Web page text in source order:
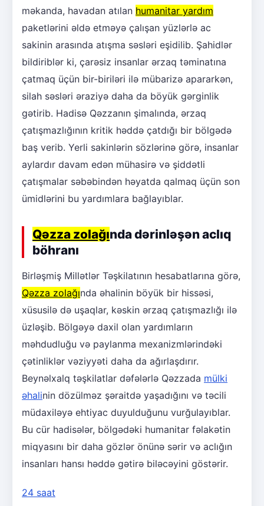
məkanda, havadan atılan humanitar yardım
paketlərini əldə etməyə çalışan yüzlərlə ac
sakinin arasında atışma səsləri eşidilib. Şahidlər
bildiriblər ki, çarəsiz insanlar ərzaq təminatına
çatmaq üçün bir-biriləri ilə mübarizə apararkən,
silah səsləri əraziyə daha da böyük gərginlik
gətirib. Hadisə Qəzzanın şimalında, ərzaq
çatışmazlığının kritik həddə çatdığı bir bölgədə
baş verib. Yerli sakinlərin sözlərinə görə, insanlar
aylardır davam edən mühasirə və şiddətli
çatışmalar səbəbindən həyatda qalmaq üçün son
ümidlərini bu yardımlara bağlayıblar.
Qəzza zolağında dərinləşən aclıq
böhranı
Birləşmiş Millətlər Təşkilatının hesabatlarına görə,
Qəzza zolağında əhalinin böyük bir hissəsi,
xüsusilə də uşaqlar, kəskin ərzaq çatışmazlığı ilə
üzləşib. Bölgəyə daxil olan yardımların
məhdudluğu və paylanma mexanizmlərindəki
çətinliklər vəziyyəti daha da ağırlaşdırır.
Beynəlxalq təşkilatlar dəfələrlə Qəzzada mülki
əhalinin dözülməz şəraitdə yaşadığını və təcili
müdaxiləyə ehtiyac duyulduğunu vurğulayıblar.
Bu cür hadisələr, bölgədəki humanitar fəlakətin
miqyasını bir daha gözlər önünə sərir və aclığın
insanları hansı həddə gətirə biləcəyini göstərir.
24 saat